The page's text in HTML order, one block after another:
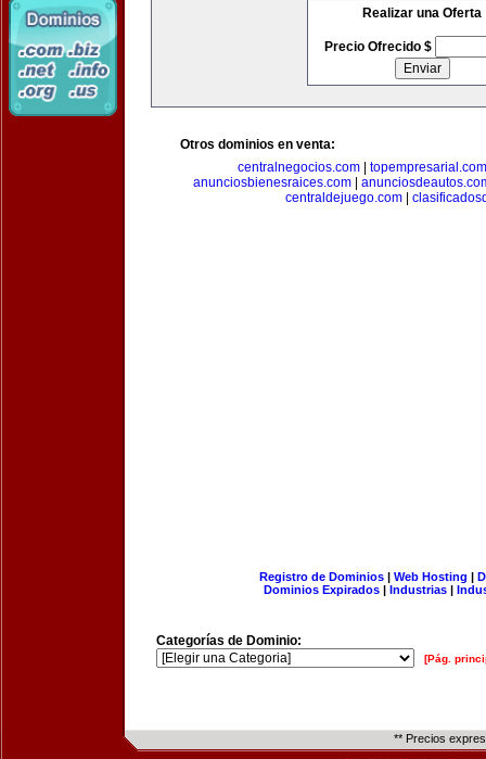
Realizar una Oferta
Precio Ofrecido $
Otros dominios en venta:
centralnegocios.com| topempresarial.com
anunciosbienesraices.com|
centraldejuego.com|
Registro de Dominios| Web Hosting |
Dominios Expirados | Industrias |
Categorías de Dominio:
[Pág.
** Precios